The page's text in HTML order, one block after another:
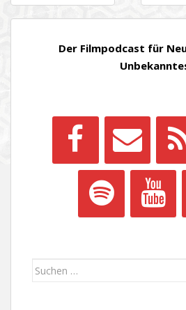
Der Filmpodcast für
Suchen